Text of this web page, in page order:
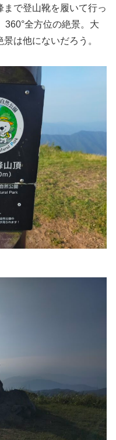
で登山靴を履いて行っ
360°全方位の絶景。大
は他にないだろう。